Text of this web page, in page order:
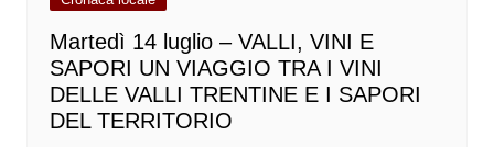
Martedì 14 luglio – VALLI, VINI E
SAPORI UN VIAGGIO TRA I VINI
DELLE VALLI TRENTINE E I SAPORI
DEL TERRITORIO